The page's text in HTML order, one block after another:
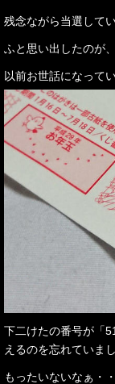
残念ながら当選して
ふと思い出したのが
以前お世話になって
下二けたの番号が「
えるのを忘れていま
もったいないなぁ・